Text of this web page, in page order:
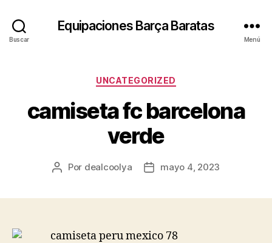
Buscar
Equipaciones Barça Baratas
Menú
Categorías
UNCATEGORIZED
camiseta fc barcelona
verde
Autor
Por dealcoolya
Fechamayo 4, 2023